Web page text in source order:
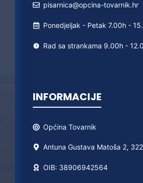
pisarnica@opcina-tovarnik.hr
Ponedjeljak - Petak 7.00h -
Rad sa strankama 9.00h -
INFORMACIJE
Općina Tovarnik
Antuna Gustava Matoša 2,
OIB: 38906942564